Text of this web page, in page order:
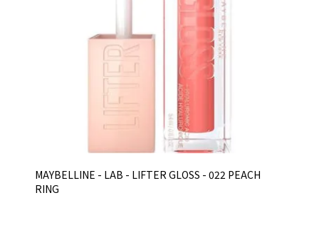
MAYBELLINE - LAB - LIFTER GLOSS - 022 PEACH
RING